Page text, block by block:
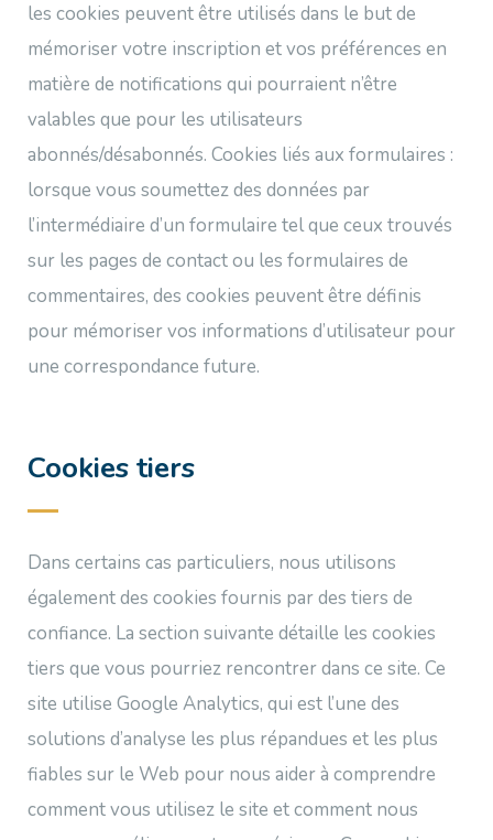
les cookies peuvent être utilisés dans le but de
mémoriser votre inscription et vos préférences en
matière de notifications qui pourraient n’être
valables que pour les utilisateurs
abonnés/désabonnés. Cookies liés aux formulaires :
lorsque vous soumettez des données par
l’intermédiaire d’un formulaire tel que ceux trouvés
sur les pages de contact ou les formulaires de
commentaires, des cookies peuvent être définis
pour mémoriser vos informations d’utilisateur pour
une correspondance future.
Cookies tiers
Dans certains cas particuliers, nous utilisons
également des cookies fournis par des tiers de
confiance. La section suivante détaille les cookies
tiers que vous pourriez rencontrer dans ce site. Ce
site utilise Google Analytics, qui est l’une des
solutions d’analyse les plus répandues et les plus
fiables sur le Web pour nous aider à comprendre
comment vous utilisez le site et comment nous